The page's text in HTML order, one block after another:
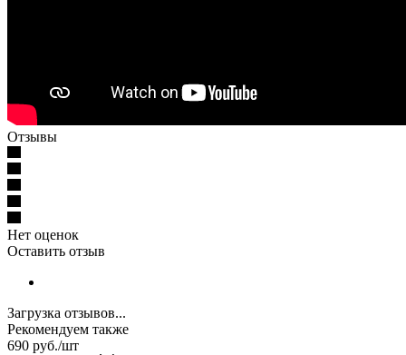
Отзывы
Нет оценок
Оставить отзыв
Загрузка отзывов...
Рекомендуем также
690 руб./шт